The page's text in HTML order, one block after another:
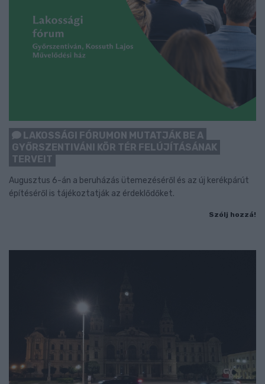
LAKOSSÁGI FÓRUMON MUTATJÁK BE A
GYŐRSZENTIVÁNI KÖR TÉR FELÚJÍTÁSÁNAK
TERVEIT
Augusztus 6-án a beruházás ütemezéséről és az új kerékpárút
építéséről is tájékoztatják az érdeklődőket.
Szólj hozzá!